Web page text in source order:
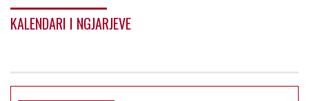
KALENDARI I NGJARJEVE